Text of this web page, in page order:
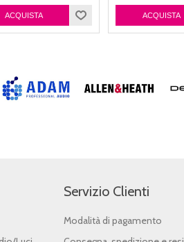
Servizio Clienti
Modalità di pagamento